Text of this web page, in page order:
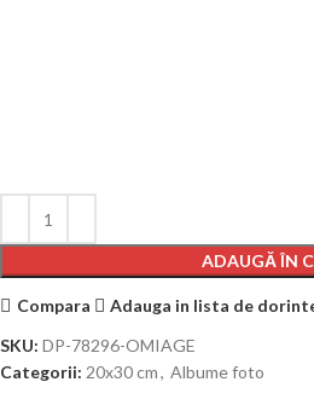
ADAUGĂ ÎN
Compara
Adauga in lista de
SKU: DP-78296-OMIAGE
Categorii: 20x30 cm, Albume foto